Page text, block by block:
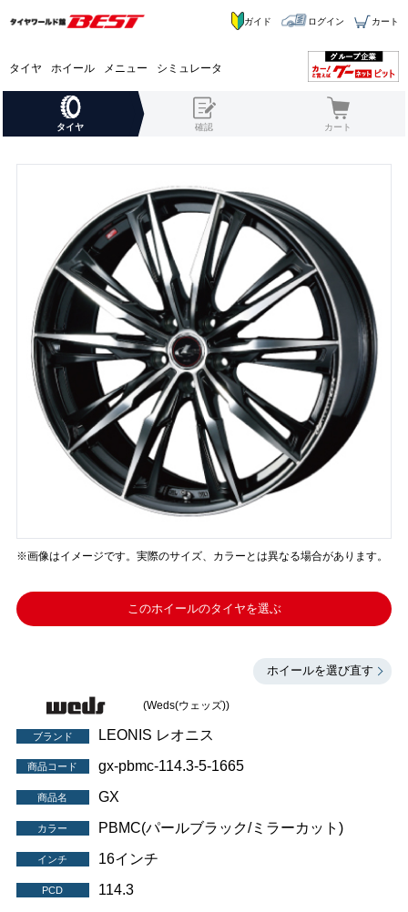
タイヤ ホイール メニュー シミュレータ
ガイド ログイン カート
タイヤ 確認 カート
※画像はイメージです。実際のサイズ、カラーとは異なる場合があります。
このホイールのタイヤを選ぶ
ホイールを選び直す
(Weds(ウェッズ))
ブランド LEONIS レオニス
商品コード gx-pbmc-114.3-5-1665
商品名 GX
カラー PBMC(パールブラック/ミラーカット)
インチ 16インチ
PCD 114.3